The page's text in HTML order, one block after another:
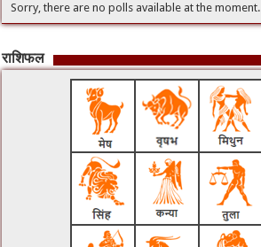
Sorry, there are no polls available at the moment.
राशिफल